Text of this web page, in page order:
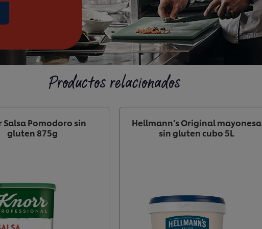
Productos relacionados
Salsa Pomodoro sin
gluten 875g
Hellmann’s Original mayonesa
sin gluten cubo 5L